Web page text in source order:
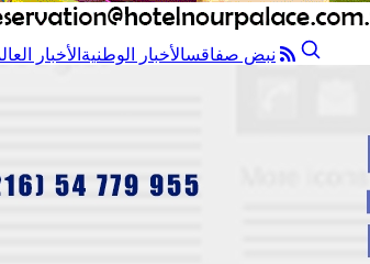
نبض صفاقسالأخبار الوطنية الأخبار